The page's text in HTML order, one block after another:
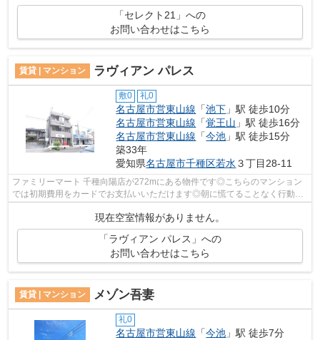
「セレクト21」への
お問い合わせはこちら
賃貸 | マンション ラヴィアン パレス
敷0 礼0
名古屋市営東山線 「池下 」駅 徒歩10分
名古屋市営東山線 「覚王山 」駅 徒歩16分
名古屋市営東山線 「今池 」駅 徒歩15分
築33年
愛知県名古屋市千種区若水 ３丁目28-11
ファミリーマート 千種向陽店が272mにある物件です◎こちらのマンション
では初期費用をカードでお支払いいただけます◎朝に慌てることなく行動す
現在空室情報がありません。
「ラヴィアン パレス」への
お問い合わせはこちら
賃貸 | マンション メゾン吾妻
礼0
名古屋市営東山線 「今池 」駅 徒歩7分